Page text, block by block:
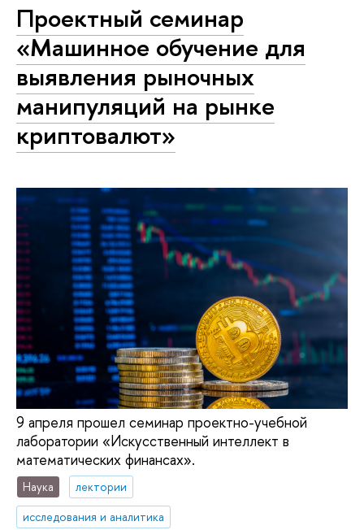
Проектный семинар
«Машинное обучение для
выявления рыночных
манипуляций на рынке
криптовалют»
9 апреля прошел семинар проектно-учебной
лаборатории «Искусственный интеллект в
математических финансах».
Наука
лектории
исследования и аналитика